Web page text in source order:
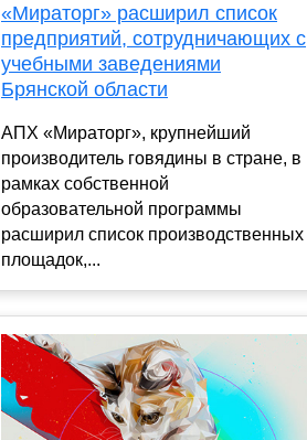
«Мираторг» расширил список
предприятий, сотрудничающих с
учебными заведениями
Брянской области
АПХ «Мираторг», крупнейший
производитель говядины в стране, в
рамках собственной
образовательной программы
расширил список производственных
площадок,...